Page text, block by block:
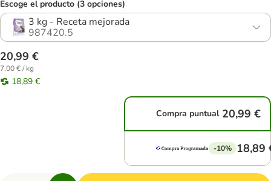
Escoge el producto (3 opciones)
3 kg - Receta mejorada
987420.5
20,99 €
7,00 € / kg
18,89 €
Compra puntual 20,99 €
-10% 18,89